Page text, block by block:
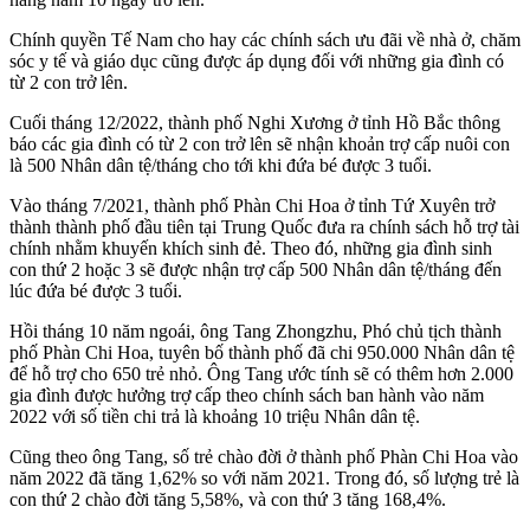
Chính quyền Tế Nam cho hay các chính sách ưu đãi về nhà ở, chăm
sóc y tế và giáo dục cũng được áp dụng đối với những gia đình có
từ 2 con trở lên.
Cuối tháng 12/2022, thành phố Nghi Xương ở tỉnh Hồ Bắc thông
báo các gia đình có từ 2 con trở lên sẽ nhận khoản trợ cấp nuôi con
là 500 Nhân dân tệ/tháng cho tới khi đứa bé được 3 tuổi.
Vào tháng 7/2021, thành phố Phàn Chi Hoa ở tỉnh Tứ Xuyên trở
thành thành phố đầu tiên tại Trung Quốc đưa ra chính sách hỗ trợ tài
chính nhằm khuyến khích sinh đẻ. Theo đó, những gia đình sinh
con thứ 2 hoặc 3 sẽ được nhận trợ cấp 500 Nhân dân tệ/tháng đến
lúc đứa bé được 3 tuổi.
Hồi tháng 10 năm ngoái, ông Tang Zhongzhu, Phó chủ tịch thành
phố Phàn Chi Hoa, tuyên bố thành phố đã chi 950.000 Nhân dân tệ
để hỗ trợ cho 650 trẻ nhỏ. Ông Tang ước tính sẽ có thêm hơn 2.000
gia đình được hưởng trợ cấp theo chính sách ban hành vào năm
2022 với số tiền chi trả là khoảng 10 triệu Nhân dân tệ.
Cũng theo ông Tang, số trẻ chào đời ở thành phố Phàn Chi Hoa vào
năm 2022 đã tăng 1,62% so với năm 2021. Trong đó, số lượng trẻ là
con thứ 2 chào đời tăng 5,58%, và con thứ 3 tăng 168,4%.